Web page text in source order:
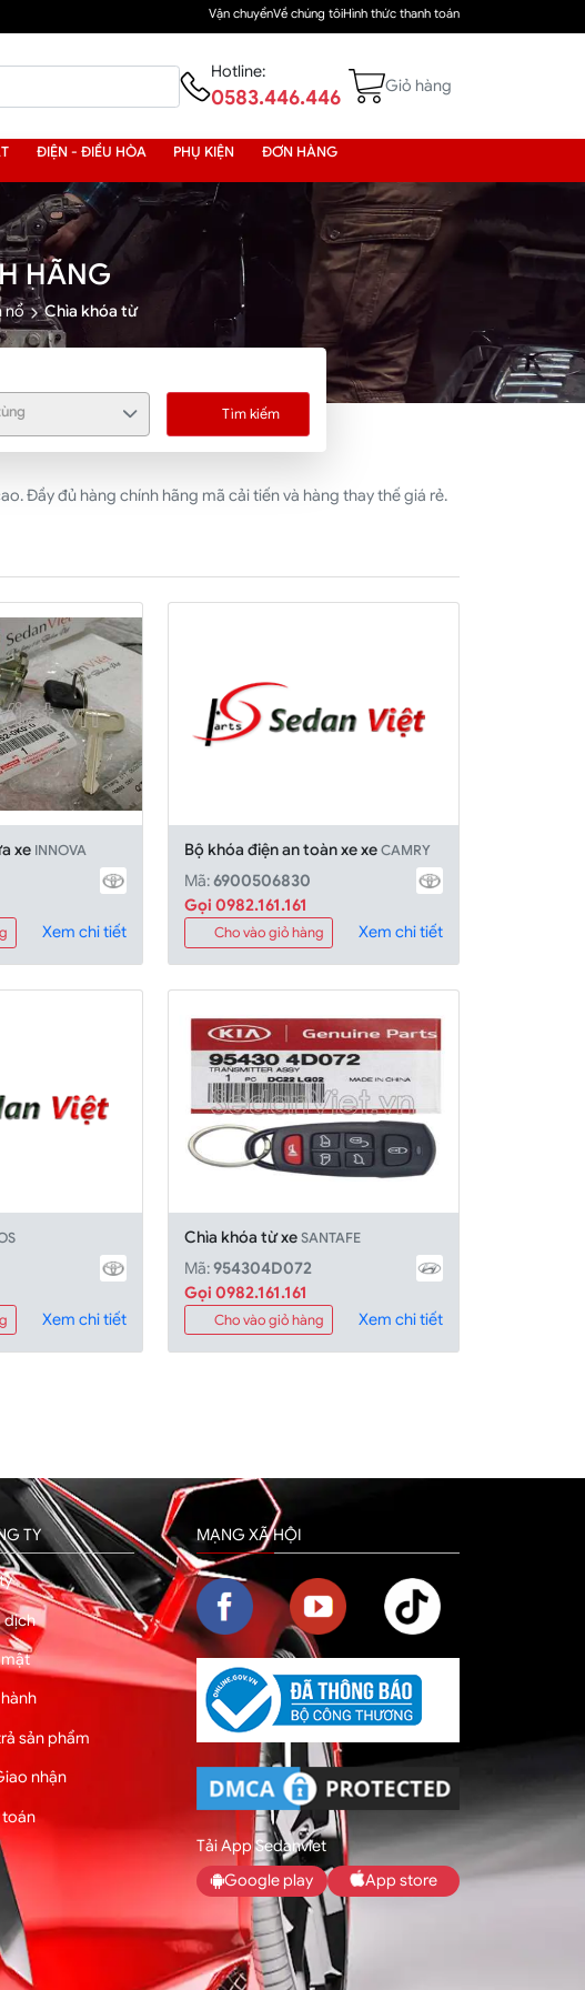
Vận chuyểnVề chúng tôiHình thức thanh toán
Hotline:
0583.446.446 Giỏ hàng
ĐIỆN - ĐIỀU HÒA PHỤ KIỆN ĐƠN HÀNG
HÃNG
nổ Chìa khóa từ
Tìm kiếm
Đầy đủ hàng chính hãng mã cải tiến và hàng thay thế giá rẻ.
xe INNOVA
Xem chi tiết
Bộ khóa điện an toàn xe xeCAMRY
Mã:6900506830
Gọi 0982.161.161
Cho vào giỏ hàng Xem chi tiết
Xem chi tiết
Chìa khóa từ xeSANTAFE
Mã:954304D072
Gọi 0982.161.161
Cho vào giỏ hàng Xem chi tiết
TY
dịch
sản phẩm
nhận
toán
MẠNG XÃ HỘI
Tải App Sedanviet
Google play
App store